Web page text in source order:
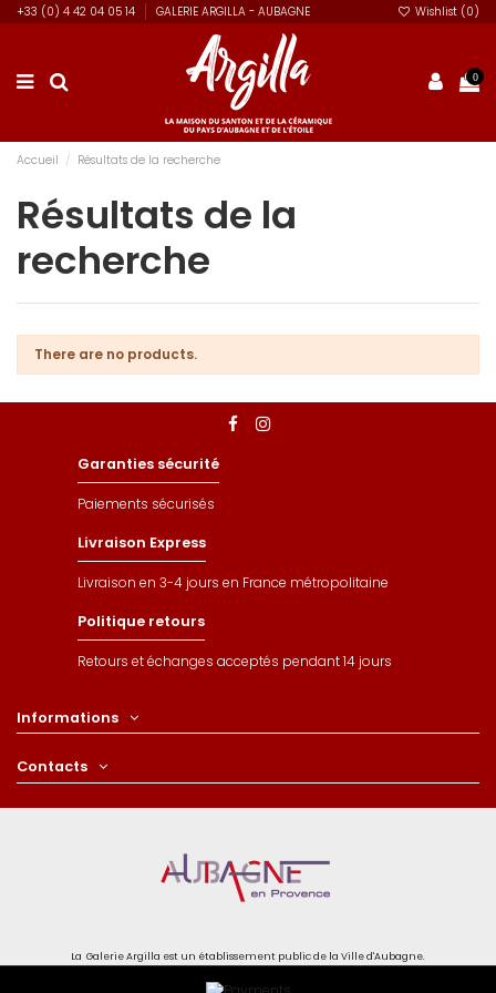
+33 (0) 4 42 04 05 14 GALERIE ARGILLA - AUBAGNE Wishlist (0)
0
Accueil Résultats de la recherche
Résultats de la
recherche
There are no products.
Garanties sécurité
Paiements sécurisés
Livraison Express
Livraison en 3-4 jours en France métropolitaine
Politique retours
Retours et échanges acceptés pendant 14 jours
Informations
Contacts
La Galerie Argilla est un établissement public de la Ville d'Aubagne.